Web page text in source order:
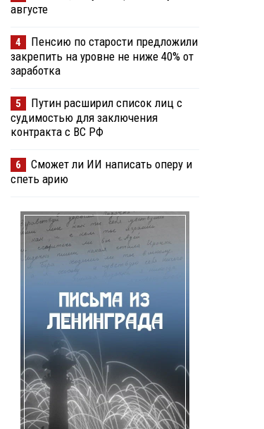
августе
4
Пенсию по старости предложили
закрепить на уровне не ниже 40% от
заработка
5
Путин расширил список лиц с
судимостью для заключения
контракта с ВС РФ
6
Сможет ли ИИ написать оперу и
спеть арию